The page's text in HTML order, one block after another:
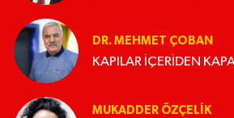
DR. MEHMET ÇOBAN
KAPILAR İÇERİDEN
MUKADDER ÖZÇELIK